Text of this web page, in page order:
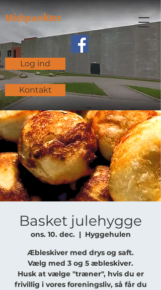
Midtpunktet
Log ind
Kontakt
Basket julehygge
ons. 10. dec.
  |
Hyggehulen
Æbleskiver med drys og saft.
Vælg med 3 og 5 æbleskiver.
Husk at vælge "træner", hvis du er
frivillig i vores foreningsliv, så får du